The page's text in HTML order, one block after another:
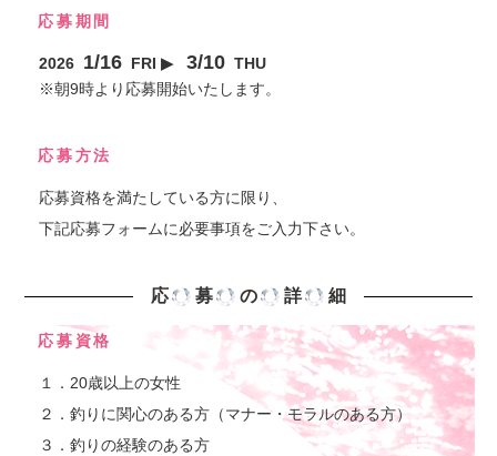
応募期間
2026 1/16 FRI ▶︎ 3/10 THU
※朝9時より応募開始いたします。
応募方法
応募資格を満たしている方に限り、
下記応募フォームに必要事項をご入力下さい。
応 募 の 詳 細
応募資格
１．20歳以上の女性
２．釣りに関心のある方（マナー・モラルのある方）
３．釣りの経験のある方